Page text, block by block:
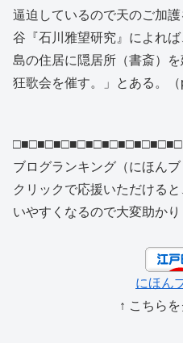
逼迫しているので天のご加
谷『石川雅望研究』によれ
島の住居に隠居所（書斎）
狂歌会を催す。」とある。（
ブログランキング（にほん
クリックで応援いただける
いやすくなるので大変助かり
にほん
↑ こちら